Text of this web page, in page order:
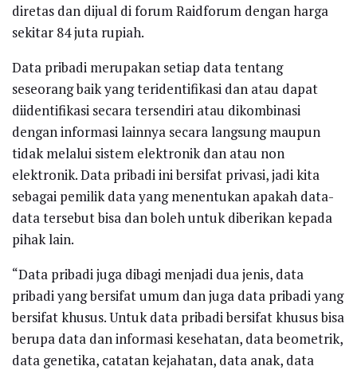
diretas dan dijual di forum Raidforum dengan harga
sekitar 84 juta rupiah.
Data pribadi merupakan setiap data tentang
seseorang baik yang teridentifikasi dan atau dapat
diidentifikasi secara tersendiri atau dikombinasi
dengan informasi lainnya secara langsung maupun
tidak melalui sistem elektronik dan atau non
elektronik. Data pribadi ini bersifat privasi, jadi kita
sebagai pemilik data yang menentukan apakah data-
data tersebut bisa dan boleh untuk diberikan kepada
pihak lain.
“Data pribadi juga dibagi menjadi dua jenis, data
pribadi yang bersifat umum dan juga data pribadi yang
bersifat khusus. Untuk data pribadi bersifat khusus bisa
berupa data dan informasi kesehatan, data beometrik,
data genetika, catatan kejahatan, data anak, data